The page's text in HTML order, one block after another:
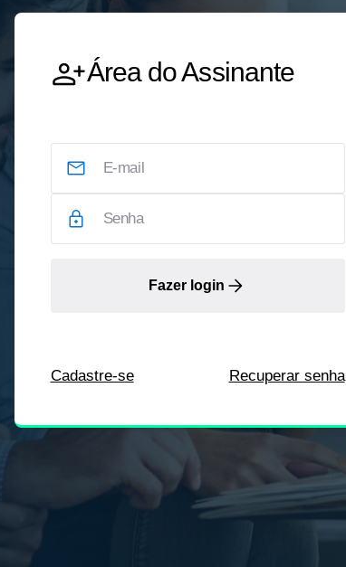
Área do Assinante
Fazer login
Cadastre-se Recuperar senha